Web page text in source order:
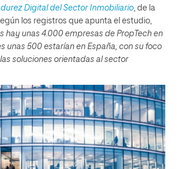
Digital del Sector Inmobiliario, de la
los registros que apunta el estudio,
hay unas 4.000 empresas de PropTech en
unas 500 estarían en España, con su foco
soluciones orientadas al sector